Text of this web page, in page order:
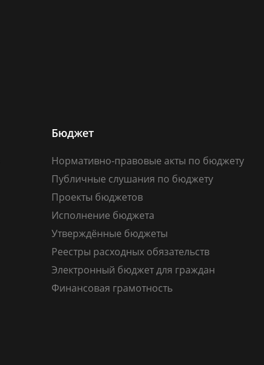
Бюджет
Нормативно-правовые акты по бюджету
Публичные слушания по бюджету
Проекты бюджетов
Исполнение бюджета
Утверждённые бюджеты
Реестры расходных обязательств
Электронный бюджет для граждан
Финансовая грамотность